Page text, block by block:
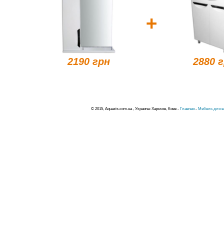
2190 грн
+
2880
© 2015, Aquazis.com.ua , Украина: Харьков, Киев - Главная- Мебель для